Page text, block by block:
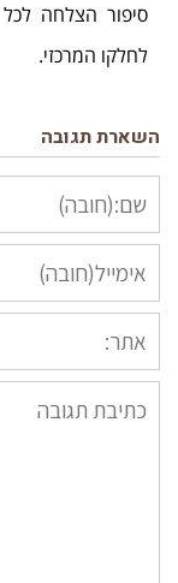
סיפור הצלחה
לחלקו המרכזי.
השארת תגובה